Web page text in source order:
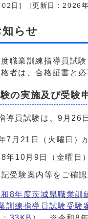
日] [更新日：2026
らせ
職業訓練指導員試
者は、合格証書と
の実施及び受験
導員試験は、9月26
7月21日（火曜日
年10月9日（金曜日）
受験案内等をご確認
8年度茨城県職業訓
訓練指導員試験受験